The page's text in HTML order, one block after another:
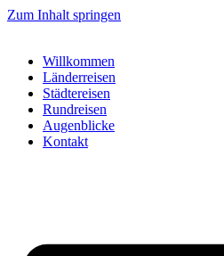
Zum Inhalt springen
Willkommen
Länderreisen
Städtereisen
Rundreisen
Augenblicke
Kontakt